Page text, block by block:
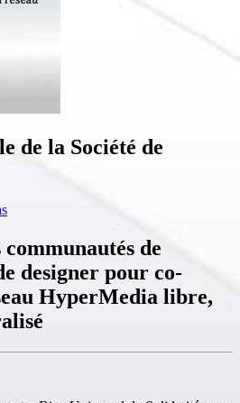
de la Société de
de
designer pour co-
HyperMedia libre,